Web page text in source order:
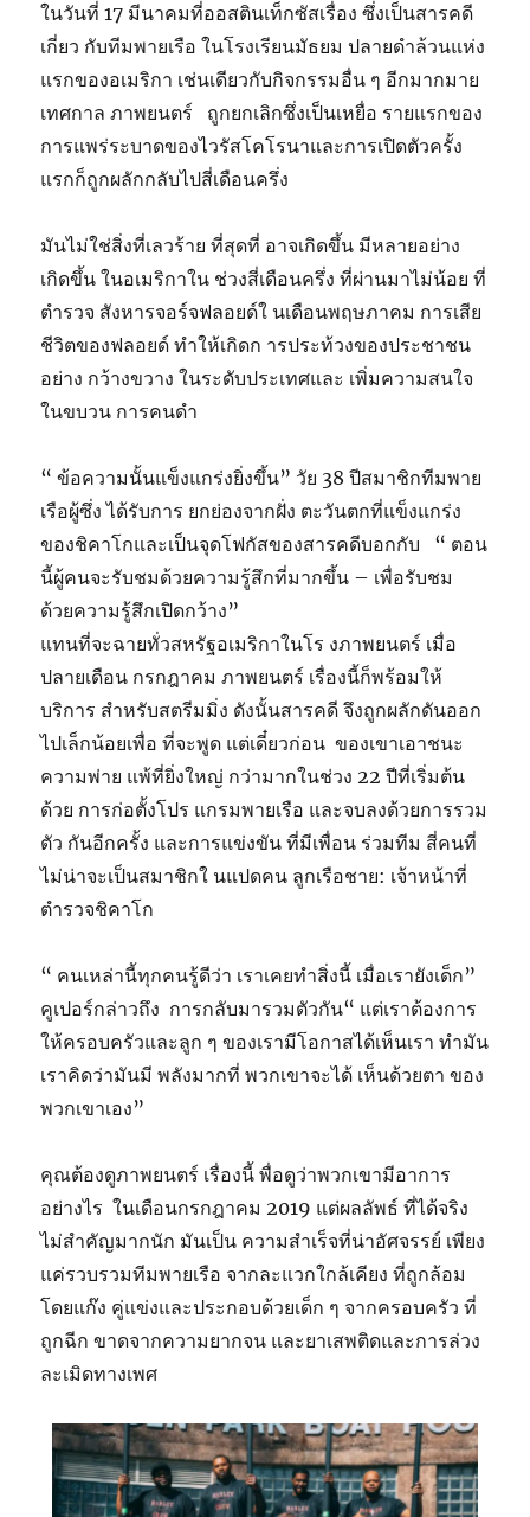
ในวันที่ 17 มีนาคมที่ออสตินเท็กซัสเรื่อง ซึ่งเป็นสารคดี
เกี่ยว กับทีมพายเรือ ในโรงเรียนมัธยม ปลายดำล้วนแห่ง
แรกของอเมริกา เช่นเดียวกับกิจกรรมอื่น ๆ อีกมากมาย
เทศกาล ภาพยนตร์ ถูกยกเลิกซึ่งเป็นเหยื่อ รายแรกของ
การแพร่ระบาดของไวรัสโคโรนาและการเปิดตัวครั้ง
แรกก็ถูกผลักกลับไปสี่เดือนครึ่ง
มันไม่ใช่สิ่งที่เลวร้าย ที่สุดที่ อาจเกิดขึ้น มีหลายอย่าง
เกิดขึ้น ในอเมริกาใน ช่วงสี่เดือนครึ่ง ที่ผ่านมาไม่น้อย ที่
ตำรวจ สังหารจอร์จฟลอยด์ใ นเดือนพฤษภาคม การเสีย
ชีวิตของฟลอยด์ ทำให้เกิดก ารประท้วงของประชาชน
อย่าง กว้างขวาง ในระดับประเทศและ เพิ่มความสนใจ
ในขบวน การคนดำ
“ ข้อความนั้นแข็งแกร่งยิ่งขึ้น” วัย 38 ปีสมาชิกทีมพาย
เรือผู้ซึ่ง ได้รับการ ยกย่องจากฝั่ง ตะวันตกที่แข็งแกร่ง
ของชิคาโกและเป็นจุดโฟกัสของสารคดีบอกกับ “ ตอน
นี้ผู้คนจะรับชมด้วยความรู้สึกที่มากขึ้น – เพื่อรับชม
ด้วยความรู้สึกเปิดกว้าง”
แทนที่จะฉายทั่วสหรัฐอเมริกาในโร งภาพยนตร์ เมื่อ
ปลายเดือน กรกฎาคม ภาพยนตร์ เรื่องนี้ก็พร้อมให้
บริการ สำหรับสตรีมมิ่ง ดังนั้นสารคดี จึงถูกผลักดันออก
ไปเล็กน้อยเพื่อ ที่จะพูด แต่เดี๋ยวก่อน ของเขาเอาชนะ
ความพ่าย แพ้ที่ยิ่งใหญ่ กว่ามากในช่วง 22 ปีที่เริ่มต้น
ด้วย การก่อตั้งโปร แกรมพายเรือ และจบลงด้วยการรวม
ตัว กันอีกครั้ง และการแข่งขัน ที่มีเพื่อน ร่วมทีม สี่คนที่
ไม่น่าจะเป็นสมาชิกใ นแปดคน ลูกเรือชาย: เจ้าหน้าที่
ตำรวจชิคาโก
“ คนเหล่านี้ทุกคนรู้ดีว่า เราเคยทำสิ่งนี้ เมื่อเรายังเด็ก”
คูเปอร์กล่าวถึง การกลับมารวมตัวกัน“ แต่เราต้องการ
ให้ครอบครัวและลูก ๆ ของเรามีโอกาสได้เห็นเรา ทำมัน
เราคิดว่ามันมี พลังมากที่ พวกเขาจะได้ เห็นด้วยตา ของ
พวกเขาเอง”
คุณต้องดูภาพยนตร์ เรื่องนี้ พื่อดูว่าพวกเขามีอาการ
อย่างไร ในเดือนกรกฎาคม 2019 แต่ผลลัพธ์ ที่ได้จริง
ไม่สำคัญมากนัก มันเป็น ความสำเร็จที่น่าอัศจรรย์ เพียง
แค่รวบรวมทีมพายเรือ จากละแวกใกล้เคียง ที่ถูกล้อม
โดยแก๊ง คู่แข่งและประกอบด้วยเด็ก ๆ จากครอบครัว ที่
ถูกฉีก ขาดจากความยากจน และยาเสพติดและการล่วง
ละเมิดทางเพศ